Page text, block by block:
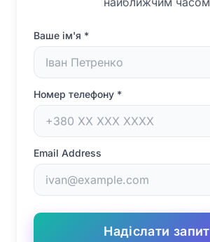
Ваше ім'я *
Номер телефону *
Email Address
Надіслати запит